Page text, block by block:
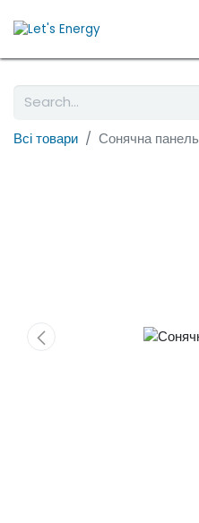
Всі товари Сонячна панель